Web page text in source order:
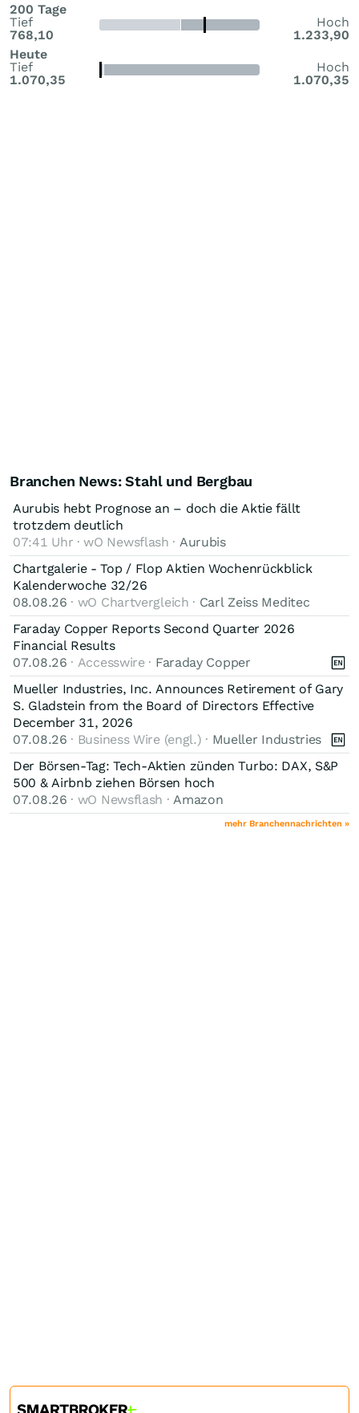
200 Tage
Tief
768,10
Hoch
1.233,90
Heute
Tief
1.070,35
Hoch
1.070,35
Branchen News: Stahl und Bergbau
Aurubis hebt Prognose an – doch die Aktie fällt
trotzdem deutlich
07:41 Uhr · wO Newsflash · Aurubis
Chartgalerie - Top / Flop Aktien Wochenrückblick
Kalenderwoche 32/26
08.08.26 · wO Chartvergleich · Carl Zeiss Meditec
Faraday Copper Reports Second Quarter 2026
Financial Results
07.08.26 · Accesswire · Faraday Copper
Mueller Industries, Inc. Announces Retirement of Gary
S. Gladstein from the Board of Directors Effective
December 31, 2026
07.08.26 · Business Wire (engl.) · Mueller Industries
Der Börsen-Tag: Tech-Aktien zünden Turbo: DAX, S&P
500 & Airbnb ziehen Börsen hoch
07.08.26 · wO Newsflash · Amazon
mehr Branchennachrichten »